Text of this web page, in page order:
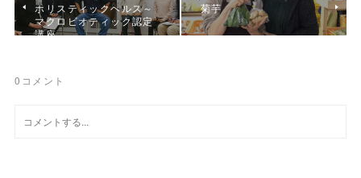
ホリスティックヘルス～
マクロビオティック認定
講座
菊芋
0 コメント